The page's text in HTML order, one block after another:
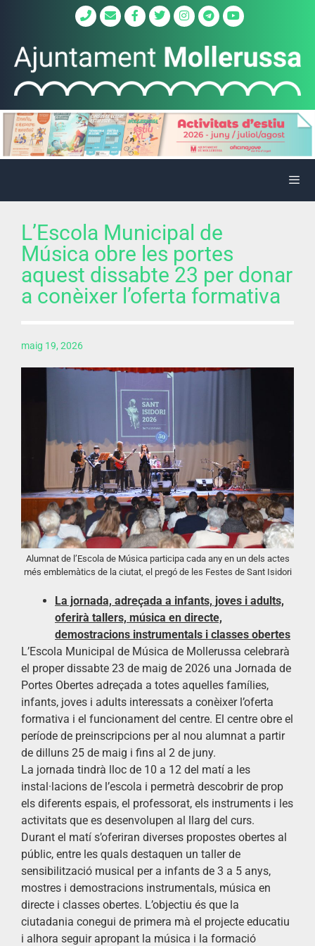
L’Escola Municipal de
Música obre les portes
aquest dissabte 23 per donar
a conèixer l’oferta formativa
maig 19, 2026
Alumnat de l’Escola de Música participa cada any en un dels actes
més emblemàtics de la ciutat, el pregó de les Festes de Sant Isidori
La jornada, adreçada a infants, joves i adults,
oferirà tallers, música en directe,
demostracions instrumentals i classes obertes
L’Escola Municipal de Música de Mollerussa celebrarà
el proper dissabte 23 de maig de 2026 una Jornada de
Portes Obertes adreçada a totes aquelles famílies,
infants, joves i adults interessats a conèixer l’oferta
formativa i el funcionament del centre. El centre obre el
període de preinscripcions per al nou alumnat a partir
de dilluns 25 de maig i fins al 2 de juny.
La jornada tindrà lloc de 10 a 12 del matí a les
instal·lacions de l’escola i permetrà descobrir de prop
els diferents espais, el professorat, els instruments i les
activitats que es desenvolupen al llarg del curs.
Durant el matí s’oferiran diverses propostes obertes al
públic, entre les quals destaquen un taller de
sensibilització musical per a infants de 3 a 5 anys,
mostres i demostracions instrumentals, música en
directe i classes obertes. L’objectiu és que la
ciutadania conegui de primera mà el projecte educatiu
i alhora seguir apropant la música i la formació